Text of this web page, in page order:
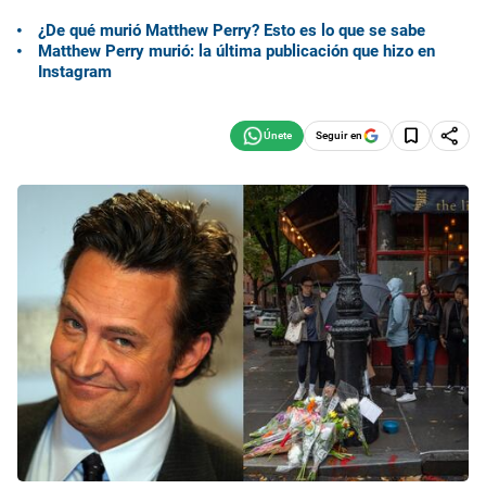
¿De qué murió Matthew Perry? Esto es lo que se sabe
Matthew Perry murió: la última publicación que hizo en
Instagram
Seguir en